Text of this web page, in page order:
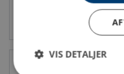
VIS DETALJER